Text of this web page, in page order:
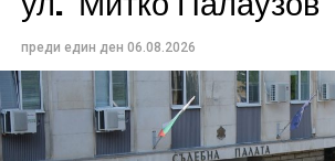
преди един ден 06.08.2026